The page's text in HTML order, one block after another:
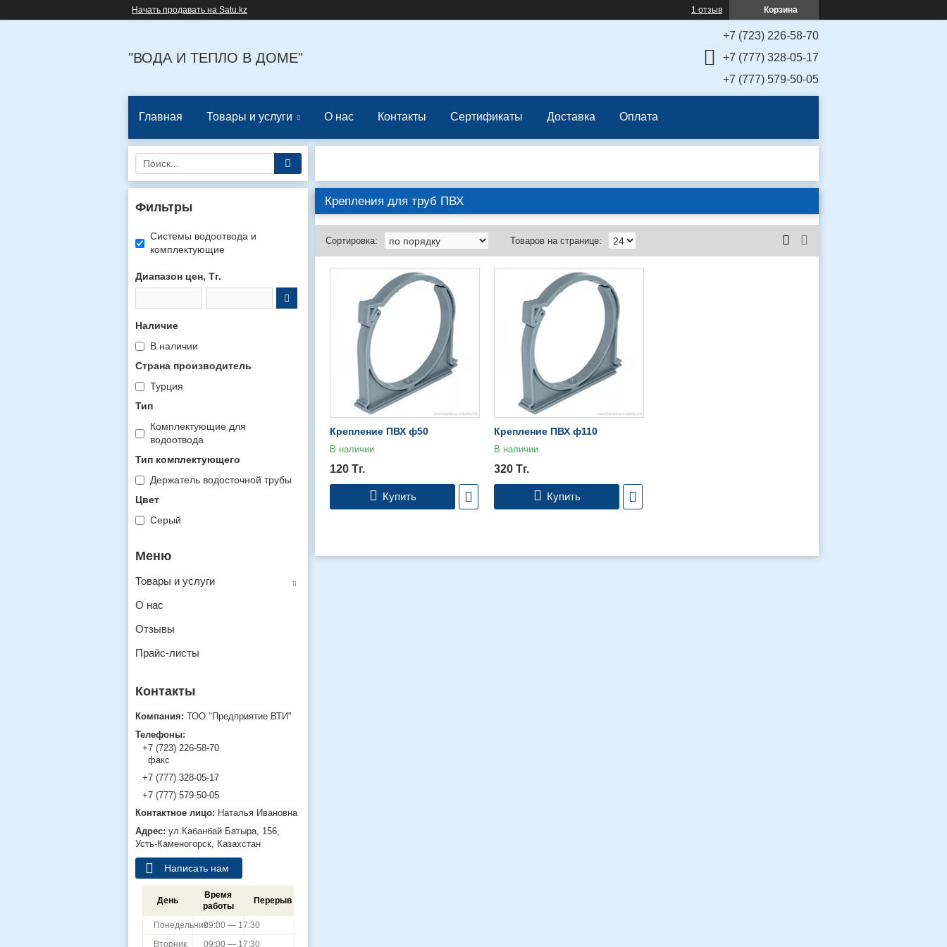
Начать продавать на Satu.kz Корзина
1 отзыв
"ВОДА И ТЕПЛО В ДОМЕ"
+7 (723) 226-58-70
+7 (777) 328-05-17
+7 (777) 579-50-05
Главная Товары и услуги О нас Контакты Сертификаты Доставка Оплата
Крепления для труб ПВХ
Крепление ПВХ ф50
В наличии
120 Тг.
Купить
Крепление ПВХ ф110
В наличии
320Тг.
Купить
Фильтры
Системы водоотвода и
комплектующие
Диапазон цен, Тг.
Наличие
В наличии
Страна производитель
Турция
Тип
Комплектующие для
водоотвода
Тип комплектующего
Держатель водосточной трубы
Цвет
Серый
Товары и услуги
О нас
Отзывы
Прайс-листы
ТОО "Предприятие ВТИ"
+7 (723) 226-58-70
факс
+7 (777) 328-05-17
+7 (777) 579-50-05
Наталья Ивановна
ул.Кабанбай Батыра, 156,
Усть-Каменогорск, Казахстан
Написать нам
День
Время
работы
Перерыв
Понедельник09:00 — 17:30
Вторник
09:00 — 17:30